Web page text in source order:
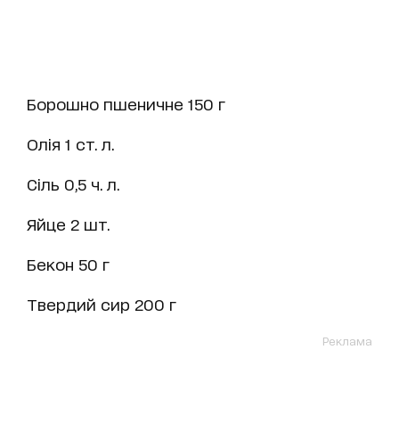
Борошно пшеничне 150 г
Олія 1 ст. л.
Сіль 0,5 ч. л.
Яйце 2 шт.
Бекон 50 г
Твердий сир 200 г
Реклама